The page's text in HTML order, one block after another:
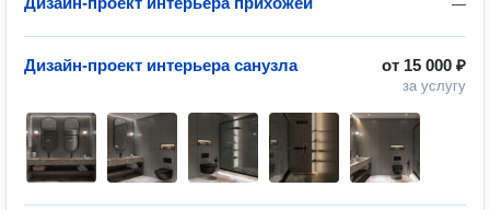
—
от 15 000 ₽
за услугу
Дизайн-проект интерьера санузла